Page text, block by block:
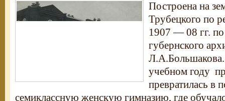
Построена на
Трубецкого по
1907 — 08 гг.
губернского
учебном году
превратилась в
семиклассную женскую гимназию, где